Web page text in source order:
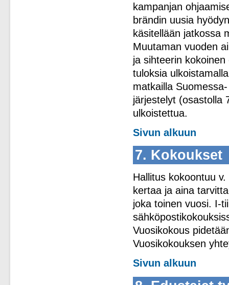
kampanjan
brändin uusia
käsitellään jatkossa
Muutaman vuoden
ja sihteerin
tuloksia
matkailla
järjestelyt (osastolla
ulkoistettua.
Sivun alkuun
7. Kokoukset
Hallitus kokoontuu
kertaa ja aina
joka toinen vuosi. I-
Vuosikokous
Vuosikokouksen
Sivun alkuun